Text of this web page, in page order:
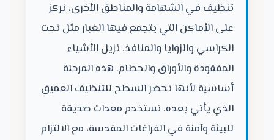
تنظيف في الشهامة والمناطق الأخرى، نركز
على الأماكن التي يتجمع فيها الغبار مثل تحت
الكراسي والزوايا والمنافذ. نزيل الأشياء
المفقودة والأوراق والحطام. هذه المرحلة
أساسية لأنها تحضر السطح للتنظيف العميق
الذي يأتي بعده. نستخدم معدات صديقة
للبيئة وآمنة في الفراغات المقدسة، مع الالتزام